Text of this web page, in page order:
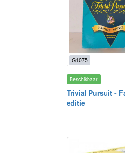
G1075
Beschikbaar
Trivial Pursuit -
editie